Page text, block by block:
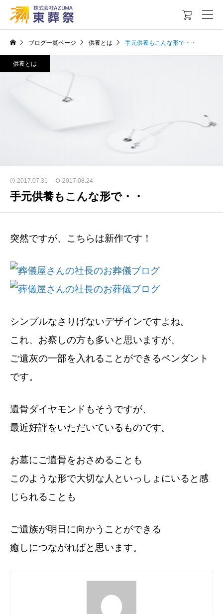

ブログ一覧ページ 供養とは 手元供養もこんな形で・・
供養とは
2017.07.31 2017.08.24
手元供養もこんな形で・・
突然ですが、こちらは新作です！
シンプルなさりげないデザインですよね。
これ、お察しの方も多いと思いますが、
ご遺灰の一部を入れることができるペンダント
です。
遺骨ダイヤモンドもそうですが、
最近好評をいただいているものです。
お墓にご遺骨をおさめることも
このような形で大切な人といっしょにいると感
じられることも
ご遺族が明日に向かうことができる
癒しにつながればと思います。